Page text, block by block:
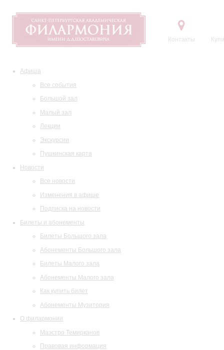
Контакты
Афиша
Все события
Большой зал
Малый зал
Лекции
Экскурсии
Пушкинская карта
Новости
Все новости
Изменения в афише
Подписка на новости
Билеты и абонементы
Билеты Большого зала
Абонементы Большого зала
Билеты Малого зала
Абонементы Малого зала
Как купить билет
Абонементы Музитория
О филармонии
Маэстро Темирканов
Правовая информация